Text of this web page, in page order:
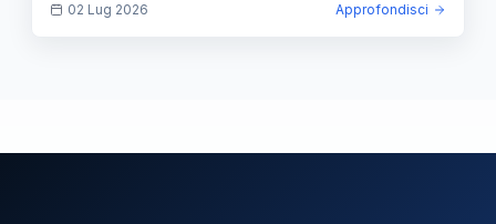
02 Lug 2026 Approfondisci